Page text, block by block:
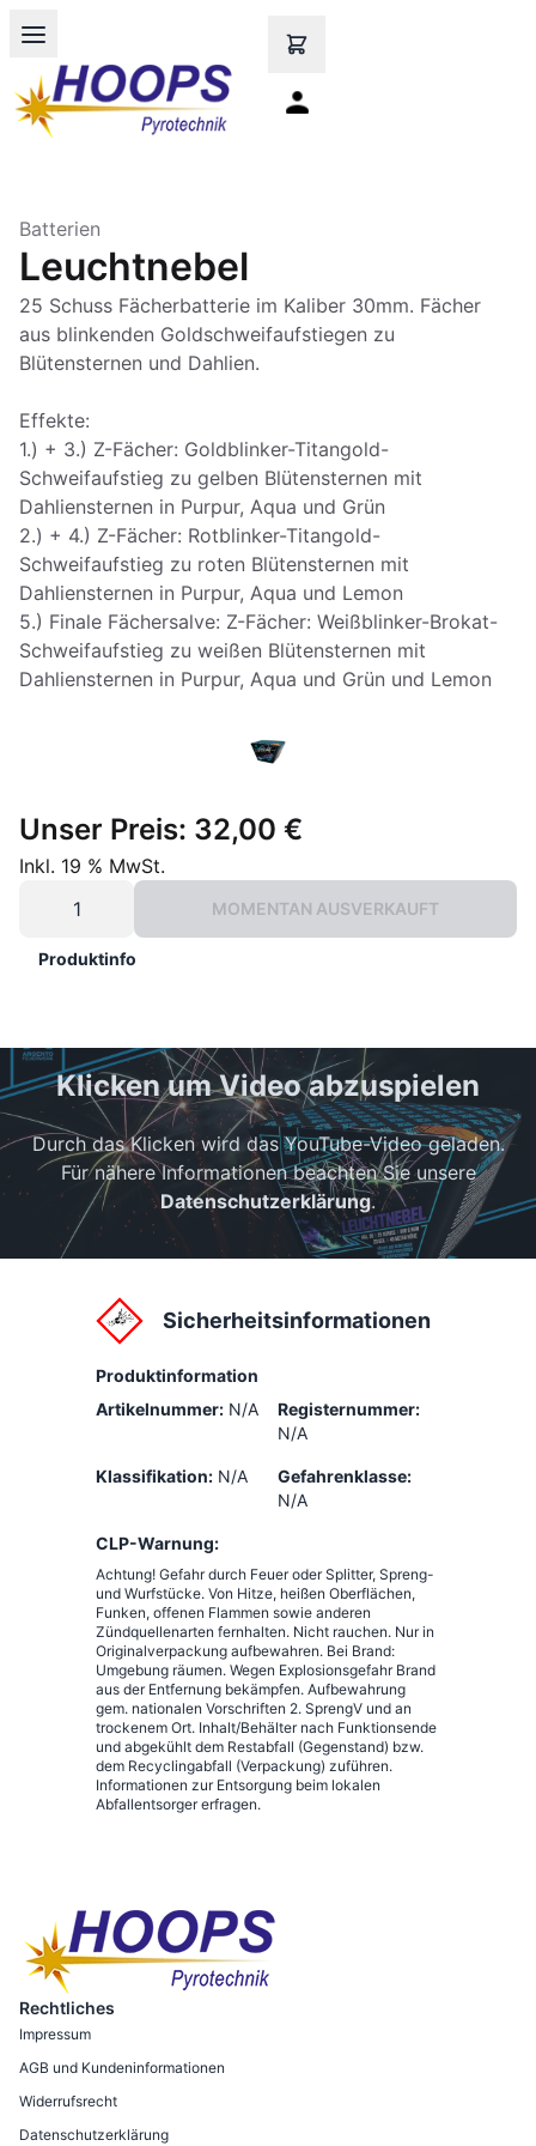
Open main menu
Batterien
Leuchtnebel
25 Schuss Fächerbatterie im Kaliber 30mm. Fächer
aus blinkenden Goldschweifaufstiegen zu
Blütensternen und Dahlien.
Effekte:
1.) + 3.) Z-Fächer: Goldblinker-Titangold-
Schweifaufstieg zu gelben Blütensternen mit
Dahliensternen in Purpur, Aqua und Grün
2.) + 4.) Z-Fächer: Rotblinker-Titangold-
Schweifaufstieg zu roten Blütensternen mit
Dahliensternen in Purpur, Aqua und Lemon
5.) Finale Fächersalve: Z-Fächer: Weißblinker-Brokat-
Schweifaufstieg zu weißen Blütensternen mit
Unser Preis: 32,00 €
Inkl. 19 % MwSt.
MOMENTAN AUSVERKAUFT
Produktinfo
Klicken um Video abzuspielen
Durch das Klicken wird das YouTube-Video geladen.
Für nähere Informationen beachten Sie unsere
Datenschutzerklärung.
Sicherheitsinformationen
Produktinformation
Artikelnummer: N/A
Registernummer:
N/A
Klassifikation: N/A
Gefahrenklasse:
N/A
CLP-Warnung:
Achtung! Gefahr durch Feuer oder Splitter, Spreng-
und Wurfstücke. Von Hitze, heißen Oberflächen,
Funken, offenen Flammen sowie anderen
Zündquellenarten fernhalten. Nicht rauchen. Nur in
Originalverpackung aufbewahren. Bei Brand:
Umgebung räumen. Wegen Explosionsgefahr Brand
aus der Entfernung bekämpfen. Aufbewahrung
gem. nationalen Vorschriften 2. SprengV und an
trockenem Ort. Inhalt/Behälter nach Funktionsende
und abgekühlt dem Restabfall (Gegenstand) bzw.
dem Recyclingabfall (Verpackung) zuführen.
Informationen zur Entsorgung beim lokalen
Abfallentsorger erfragen.
Rechtliches
Impressum
AGB und Kundeninformationen
Widerrufsrecht
Datenschutzerklärung